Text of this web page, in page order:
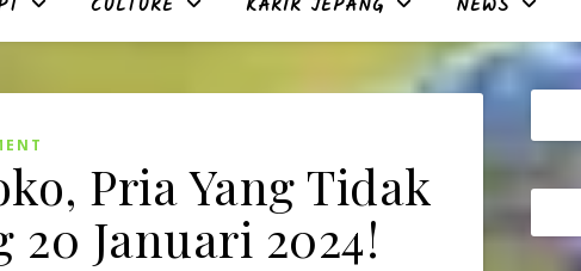
CULTURE KARIR JEPANG NEWS
Pria Yang Tidak
Januari 2024!